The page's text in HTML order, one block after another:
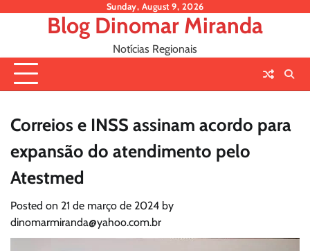
Sunday, August 9, 2026
Blog Dinomar Miranda
Notícias Regionais
Correios e INSS assinam acordo para
expansão do atendimento pelo
Atestmed
Posted on 21 de março de 2024 by
dinomarmiranda@yahoo.com.br